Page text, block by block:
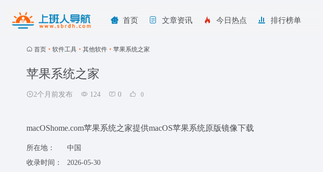
首页 文章资讯 今日热点 排行榜单
首页 • 软件工具 • 其他软件 • 苹果系统之家
苹果系统之家
2个月前发布 124 0 0
macOShome.com苹果系统之家提供macOS苹果系统原版镜像下载
所在地：
中国
收录时间：
2026-05-30